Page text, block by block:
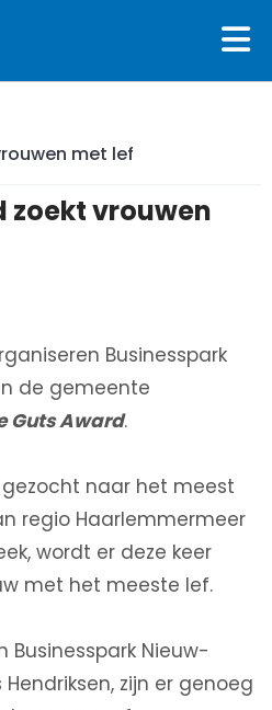
met lef
zoekt vrouwen
Businesspark
de gemeente
Guts Award.
naar het meest
regio Haarlemmermeer
wordt er deze keer
met het meeste lef.
Businesspark Nieuw-
zijn er genoeg